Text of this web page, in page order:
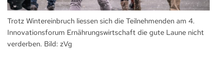
Trotz Wintereinbruch liessen sich die Teilnehmenden am 4.
Innovationsforum Ernährungswirtschaft die gute Laune nicht
verderben. Bild: zVg